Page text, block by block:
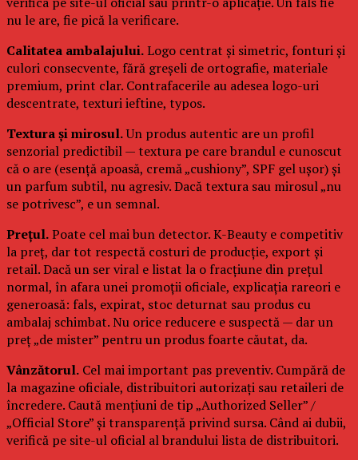
nu le are, fie pică la verificare.
Calitatea ambalajului.Logo centrat și simetric, fonturi și
culori consecvente, fără greșeli de ortografie, materiale
premium, print clar. Contrafacerile au adesea logo-uri
descentrate, texturi ieftine, typos.
Textura și mirosul.Un produs autentic are un profil
senzorial predictibil — textura pe care brandul e cunoscut
că o are (esență apoasă, cremă „cushiony”, SPF gel ușor) și
un parfum subtil, nu agresiv. Dacă textura sau mirosul „nu
se potrivesc”, e un semnal.
Prețul.Poate cel mai bun detector. K-Beauty e competitiv
la preț, dar tot respectă costuri de producție, export și
retail. Dacă un ser viral e listat la o fracțiune din prețul
normal, în afara unei promoții oficiale, explicația rareori e
generoasă: fals, expirat, stoc deturnat sau produs cu
ambalaj schimbat. Nu orice reducere e suspectă — dar un
preț „de mister” pentru un produs foarte căutat, da.
Vânzătorul. Cel mai important pas preventiv. Cumpără de
la magazine oficiale, distribuitori autorizați sau retaileri de
încredere. Caută mențiuni de tip „Authorized Seller” /
„Official Store” și transparență privind sursa. Când ai dubii,
verifică pe site-ul oficial al brandului lista de distribuitori.